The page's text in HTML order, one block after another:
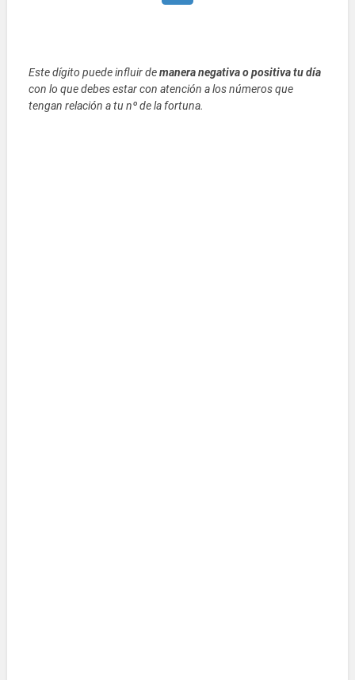
Este dígito puede influir demanera negativa o positiva tu día
con lo que debes estar con atención a los números que
tengan relación a tu nº de la fortuna.